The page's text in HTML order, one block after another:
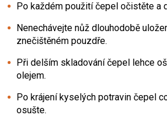
Po každém použití čepel očistěte a
Nenechávejte nůž dlouhodobě
znečištěném pouzdře.
Při delším skladování čepel lehce
olejem.
Po krájení kyselých potravin čepel
osušte.